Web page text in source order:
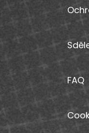
FAQ